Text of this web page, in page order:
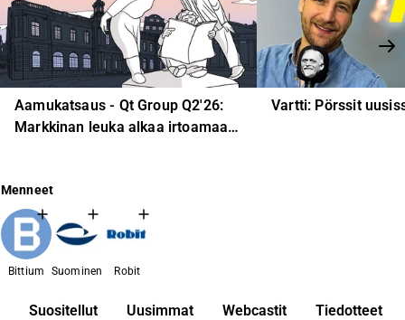
Aamukatsaus - Qt Group Q2'26:
Markkinan leuka alkaa irtoamaan
Vartti: Pörssit
Menneet
Bittium Suominen Robit
Suositellut Uusimmat Webcastit Tiedotteet